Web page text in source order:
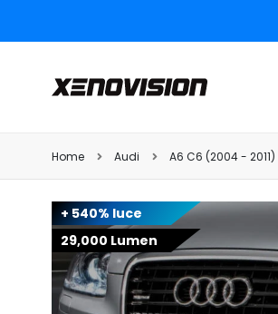
Home Audi A6 C6 (2004 - 2011)
+ 540% luce
29,000 Lumen